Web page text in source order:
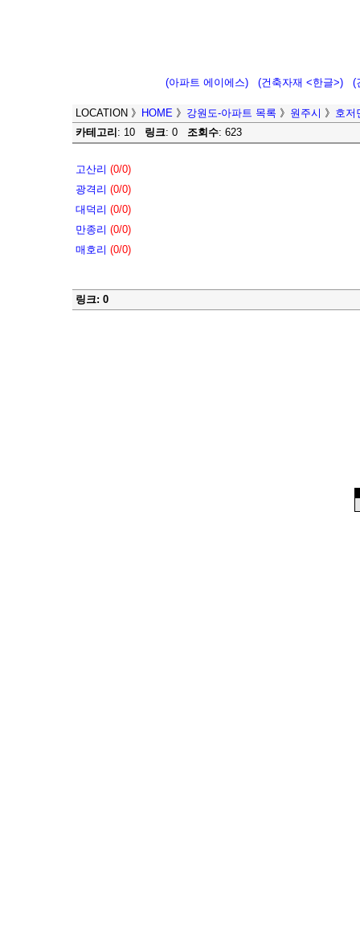
(아파트 에이에스) (건축자재 <한글>) (
LOCATION 》 HOME 》 강원도-아파트 목록 》 원주시 》 호저
카테고리 : 10 링크: 0 조회수: 623
고산리 (0/0)
광격리 (0/0)
대덕리 (0/0)
만종리 (0/0)
매호리 (0/0)
링크: 0